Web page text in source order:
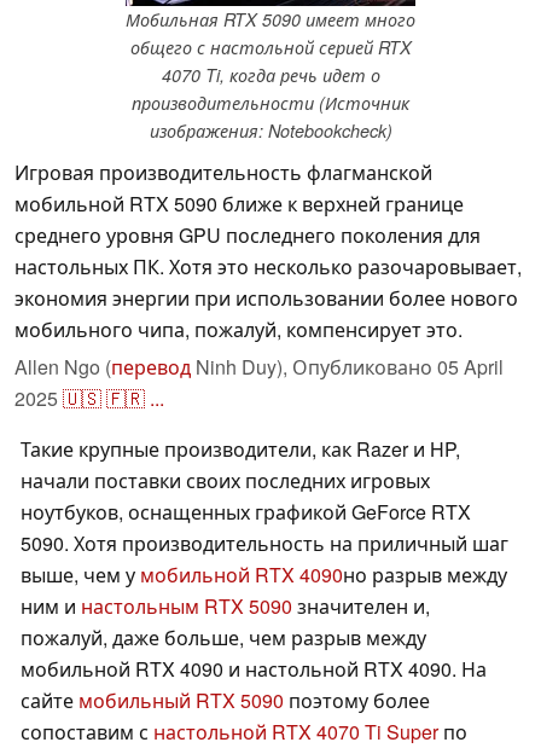
Мобильная RTX 5090 имеет много
общего с настольной серией RTX
4070 Ti, когда речь идет о
производительности (Источник
изображения: Notebookcheck)
Игровая производительность флагманской
мобильной RTX 5090 ближе к верхней границе
среднего уровня GPU последнего поколения для
настольных ПК. Хотя это несколько разочаровывает,
экономия энергии при использовании более нового
мобильного чипа, пожалуй, компенсирует это.
Allen Ngo (перевод Ninh Duy), Опубликовано 05 April
2025🇺🇸🇫🇷 ...
Такие крупные производители, как Razer и HP,
начали поставки своих последних игровых
ноутбуков, оснащенных графикой GeForce RTX
5090. Хотя производительность на приличный шаг
выше, чем у мобильной RTX 4090но разрыв между
ним и настольным RTX 5090 значителен и,
пожалуй, даже больше, чем разрыв между
мобильной RTX 4090 и настольной RTX 4090. На
сайте мобильный RTX 5090 поэтому более
сопоставим с настольной RTX 4070 Ti Superпо